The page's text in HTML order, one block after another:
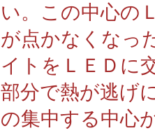
い。この中心の
が点かなくなっ
イトをＬＥＤに
部分で熱が逃げ
の集中する中心